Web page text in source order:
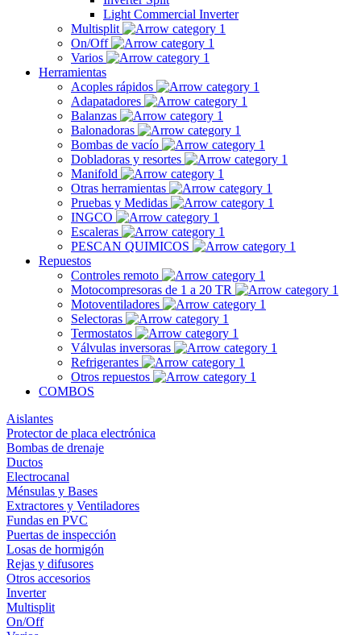
Light Commercial Inverter
Multisplit
On/Off
Varios
Herramientas
Acoples rápidos
Adapatadores
Balanzas
Balonadoras
Bombas de vacío
Dobladoras y resortes
Manifold
Otras herramientas
Pruebas y Medidas
INGCO
Escaleras
PESCAN QUIMICOS
Repuestos
Controles remoto
Motocompresoras de 1 a 20 TR
Motoventiladores
Selectoras
Termostatos
Válvulas inversoras
Refrigerantes
Otros repuestos
COMBOS
Aislantes
Protector de placa electrónica
Bombas de drenaje
Ductos
Electrocanal
Ménsulas y Bases
Extractores y Ventiladores
Fundas en PVC
Puertas de inspección
Losas de hormigón
Rejas y difusores
Otros accesorios
Inverter
Multisplit
On/Off